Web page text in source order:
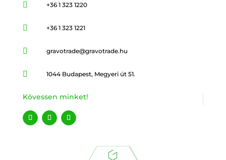
 +36 1 323 1220
 +36 1 323 1221
 gravotrade@gravotrade.hu
 1044 Budapest, Megyeri út 51.
Kövessen minket!